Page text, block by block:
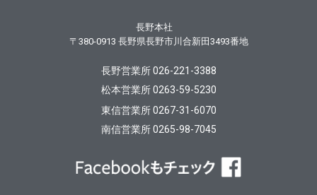
長野本社
〒380-0913 長野県長野市川合新田3493番地
長野営業所 026-221-3388
松本営業所 0263-59-5230
東信営業所 0267-31-6070
南信営業所 0265-98-7045